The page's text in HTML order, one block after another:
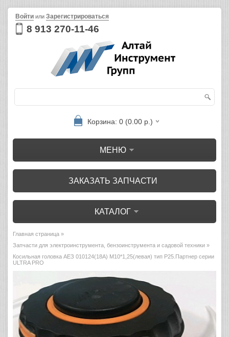
8 913 270-11-46
Войти или Зарегистрироваться
Корзина: 0 (0.00 р.)
МЕНЮ
ЗАКАЗАТЬ ЗАПЧАСТИ
КАТАЛОГ
Главная страница »
Запчасти для электроинструмента, бензоинструмента и садовой техники »
Косильная головка AЕЗ 010124(18А) М10*1,25(левая) тип Р25.Партнер серии
ULTRA PRO